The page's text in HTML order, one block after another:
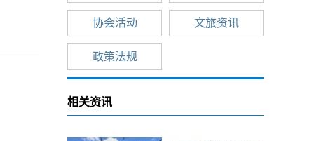
协会活动 文旅资讯
政策法规
相关资讯